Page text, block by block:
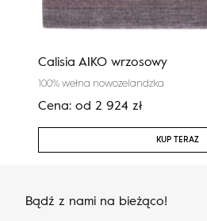
Calisia AIKO wrzosowy
100% wełna nowozelandzka
Cena: od 2 924 zł
KUP TERAZ
Bądź z nami na bieżąco!